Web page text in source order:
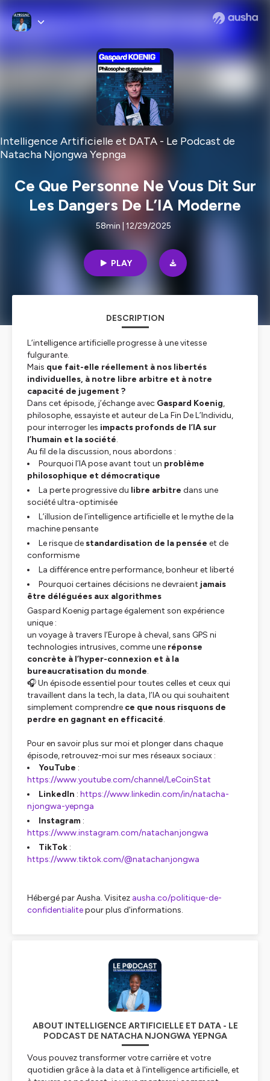
Intelligence Artificielle et DATA - Le Podcast de
Natacha Njongwa Yepnga
Ce Que Personne Ne Vous Dit Sur
Les Dangers De L’IA Moderne
58min | 12/29/2025
PLAY
DESCRIPTION
L’intelligence artificielle progresse à une vitesse
fulgurante.
Mais que fait-elle réellement à nos libertés
individuelles, à notre libre arbitre et à notre
capacité de jugement ?
Dans cet épisode, j’échange avec Gaspard Koenig,
philosophe, essayiste et auteur deLa Fin De L’Individu,
pour interroger les impacts profonds de l’IA sur
l’humain et la société.
Au fil de la discussion, nous abordons :
Pourquoi l’IA pose avant tout un problème
philosophique et démocratique
La perte progressive du libre arbitre dans une
société ultra-optimisée
L’illusion de l’intelligence artificielle et le mythe de la
machine pensante
Le risque destandardisation de la pensée et de
conformisme
La différence entre performance, bonheur et liberté
Pourquoi certaines décisions ne devraient jamais
être déléguées aux algorithmes
Gaspard Koenig partage également son expérience
unique :
un voyage à travers l’Europe à cheval, sans GPS ni
technologies intrusives, comme une réponse
concrète à l’hyper-connexion et à la
bureaucratisation du monde.
🎧 Un épisode essentiel pour toutes celles et ceux qui
travaillent dans la tech, la data, l’IA ou qui souhaitent
simplement comprendre ce que nous risquons de
perdre en gagnant en efficacité.
Pour en savoir plus sur moi et plonger dans chaque
épisode, retrouvez-moi sur mes réseaux sociaux :
YouTube :
https://www.youtube.com/channel/LeCoinStat
LinkedIn : https://www.linkedin.com/in/natacha-
njongwa-yepnga
Instagram :
https://www.instagram.com/natachanjongwa
TikTok :
https://www.tiktok.com/@natachanjongwa
Hébergé par Ausha. Visitez ausha.co/politique-de-
confidentialitepour plus d'informations.
ABOUT INTELLIGENCE ARTIFICIELLE ET DATA - LE
PODCAST DE NATACHA NJONGWA YEPNGA
Vous pouvez transformer votre carrière et votre
quotidien grâce à la data et à l'intelligence artificielle, et